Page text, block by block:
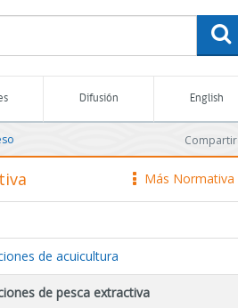
Difusión English
Compartir
icono
Más Normativa
de acuicultura
de pesca extractiva